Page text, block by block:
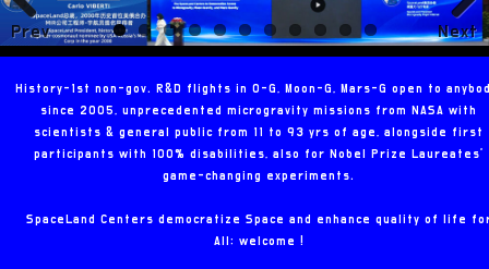
Prev
ious
Next
History-1st non-gov. R&D flights in 0-G, Moon-G, Mars-G open to
since 2005, unprecedented microgravity missions from NASA with
scientists & general public from 11 to 93 yrs of age, alongside first
participants with 100% disabilities, also for Nobel Prize Laureates'
game-changing experiments.
SpaceLand Centers democratize Space and enhance quality of life
All: welcome !